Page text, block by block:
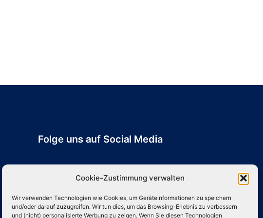
Cookie-Zustimmung verwalten
Wir verwenden Technologien wie Cookies, um Geräteinformationen zu speichern
und/oder darauf zuzugreifen. Wir tun dies, um das Browsing-Erlebnis zu verbessern
und (nicht) personalisierte Werbung zu zeigen. Wenn Sie diesen Technologien
Folge uns auf Social Media
Instagram
TikTok
YouTube
X